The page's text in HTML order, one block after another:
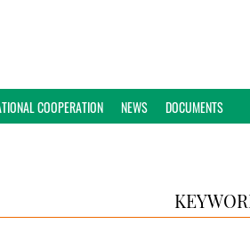
COOPERATION NEWS DOCUMENTS